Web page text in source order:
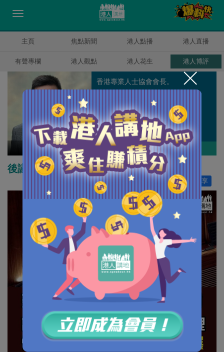
主頁 焦點新聞 港人點播 港人直播
有聲專欄 港人觀點 港人花生 港人博評
陳建強
香港專業人士協會會長。
作者其他博評
後議事規則時代的全面管治
分享
讚好 0